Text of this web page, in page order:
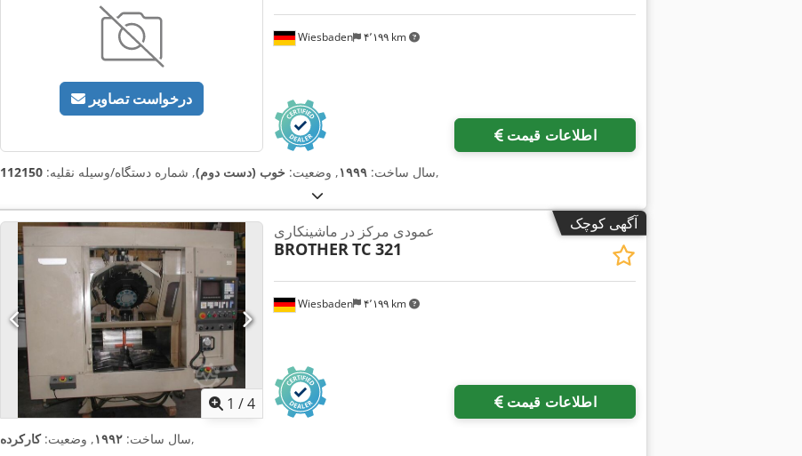
درخواست تصاویر
Wiesbaden ۴٬۱۹۹ km
اطلاعات قیمت
سال ساخت: ۱۹۹۹, وضعیت: خوب (دست دوم), شماره دستگاه/وسیله نقلیه: 112150 ,
آگهی کوچک
1 /4
Wiesbaden ۴٬۱۹۹ km
عمودی مرکز در ماشینکاری
BROTHER TC 321
اطلاعات قیمت
سال ساخت: ۱۹۹۲, وضعیت:کارکرده ,